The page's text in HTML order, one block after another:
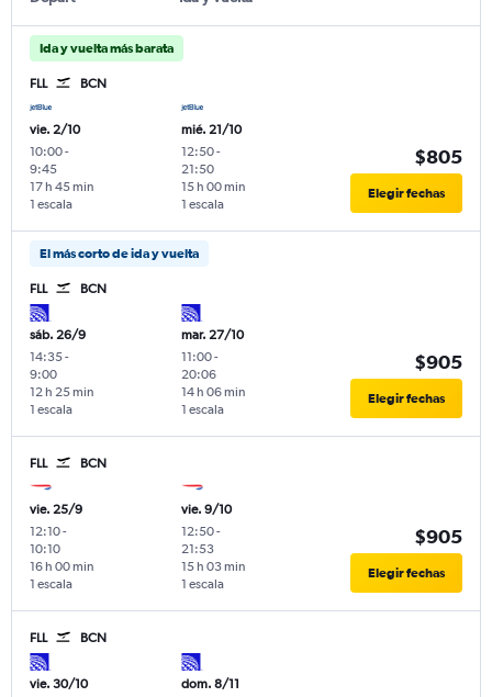
Ida y vuelta más barata
FLL BCN
vie. 2/10
10:00-
9:45
1 escala
17 h 45 min
mié. 21/10
12:50-
21:50
1 escala
15 h 00 min
$805
Elegir fechas
El más corto de ida y vuelta
FLL BCN
sáb. 26/9
14:35-
9:00
1 escala
12 h 25 min
mar. 27/10
11:00-
20:06
1 escala
14 h 06 min
$905
Elegir fechas
FLL BCN
vie. 25/9
12:10-
10:10
1 escala
16 h 00 min
vie. 9/10
12:50-
21:53
1 escala
15 h 03 min
$905
Elegir fechas
FLL BCN
vie. 30/10
dom. 8/11